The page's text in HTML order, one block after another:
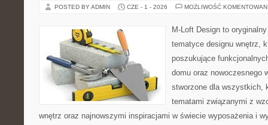
POSTED BY ADMIN CZE - 1 - 2026 MOŻLIWOŚĆ
M-Loft Design to
tematyce designu wnętrz,
poszukujące
domu oraz nowoczesnego
stworzone dla wszystkich,
tematami związanymi z
wnętrz oraz najnowszymi inspiracjami w świecie wyposażenia i